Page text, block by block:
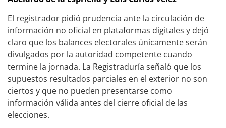
El registrador pidió prudencia ante la circulación de
información no oficial en plataformas digitales y dejó
claro que los balances electorales únicamente serán
divulgados por la autoridad competente cuando
termine la jornada. La Registraduría señaló que los
supuestos resultados parciales en el exterior no son
ciertos y que no pueden presentarse como
información válida antes del cierre oficial de las
elecciones.